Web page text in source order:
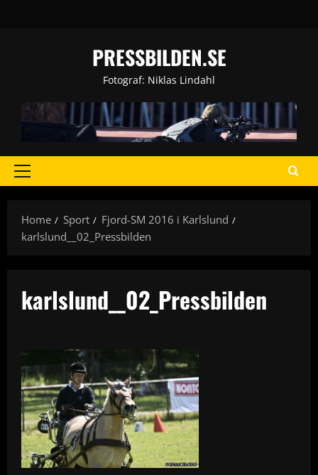
PRESSBILDEN.SE
Fotograf: Niklas Lindahl
Primary
Home
Sport
Fjord-SM 2016 i Karlslund
karlslund__02_Pressbilden
karlslund__02_Pressbilden